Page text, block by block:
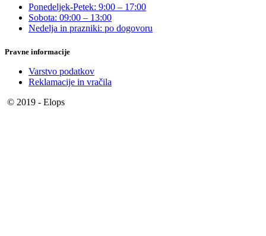
Ponedeljek-Petek: 9:00 – 17:00
Sobota: 09:00 – 13:00
Nedelja in prazniki: po dogovoru
Pravne informacije
Varstvo podatkov
Reklamacije in vračila
© 2019 - Elops